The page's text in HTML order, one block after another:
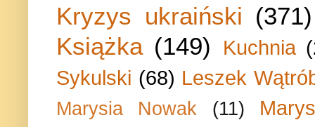
Kryzys ukraiński (371)
Książka (149) Kuchnia
Sykulski (68) Leszek
Marysia Nowak (11)